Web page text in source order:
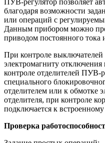
благодаря возможности
или операций с
Данным прибором можно
приводом постоянного тока
При контроле
электромагниту
контроле отделителей ПУВ-
специального
отделителем или к обмотке
отделителя, при контроле
подключается к
Проверка